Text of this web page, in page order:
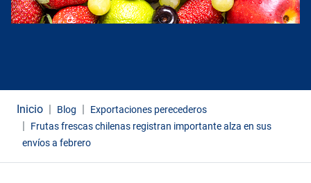
Inicio Blog
Exportaciones perecederos
Frutas frescas chilenas registran importante alza en sus
envíos a febrero